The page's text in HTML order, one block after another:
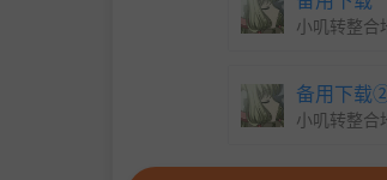
小叽转整合
备用下载
小叽转整合